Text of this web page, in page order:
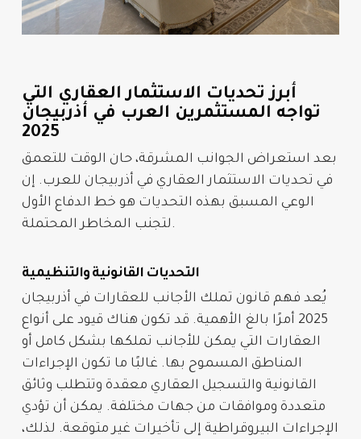
أبرز تحديات الاستثمار العقاري التي
تواجه المستثمرين العرب في أذربيجان
2025
بعد استعراض الجوانب المشرقة، حان الوقت للتعمق
في تحديات الاستثمار العقاري في أذربيجان للعرب. إن
الوعي المسبق بهذه التحديات هو خط الدفاع الأول
لتجنب المخاطر المحتملة.
التحديات القانونية والتنظيمية
يُعد فهم قانون تملك الأجانب للعقارات في أذربيجان
2025 أمرًا بالغ الأهمية. قد تكون هناك قيود على أنواع
العقارات التي يمكن للأجانب تملكها بشكل كامل أو
المناطق المسموح بها. غالبًا ما تكون الإجراءات
القانونية والتسجيل العقاري معقدة وتتطلب وثائق
متعددة وموافقات من جهات مختلفة. يمكن أن تؤدي
الإجراءات البيروقراطية إلى تأخيرات غير متوقعة. لذلك،